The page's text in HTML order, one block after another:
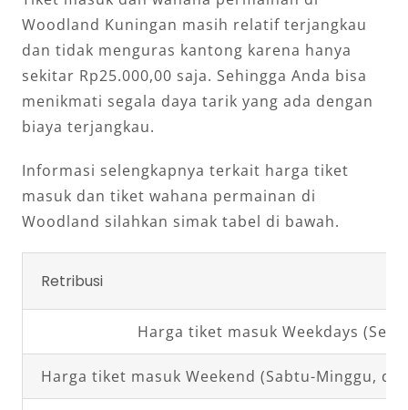
Woodland Kuningan masih relatif terjangkau
dan tidak menguras kantong karena hanya
sekitar Rp25.000,00 saja. Sehingga Anda bisa
menikmati segala daya tarik yang ada dengan
biaya terjangkau.
Informasi selengkapnya terkait harga tiket
masuk dan tiket wahana permainan di
Woodland silahkan simak tabel di bawah.
Retribusi
Harga tiket masuk Weekdays
Harga tiket masuk Weekend (Sabtu-Minggu,